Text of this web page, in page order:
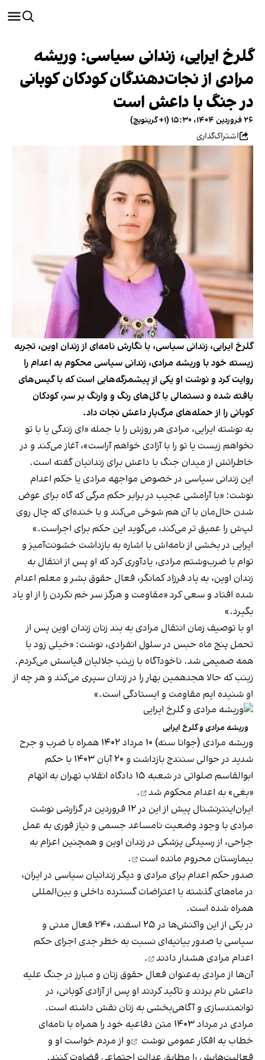
گلرخ ایرایی، زندانی سیاسی: وریشه
مرادی از نجات‌دهندگان کودکان کوبانی
در جنگ با داعش است
۲۶ فروردین ۱۴۰۴، ۱۵:۳۰ (‎+۱ گرینویچ)
اشتراک‌گذاری
گلرخ ایرایی، زندانی سیاسی، با نگارش نامه‌ای از زندان اوین، تجربه
زیسته خود با وریشه مرادی، زندانی سیاسی محکوم به اعدام را
روایت کرد و نوشت او یکی از پیشمرگه‌هایی است که با گیس‌های
بافته شده و دستمالی با گل‌های رنگ و وارنگ بر سر، کودکان
کوبانی را از حمله‌های مرگ‌بار داعش نجات داد.
به نوشته ایرایی، مرادی هر روزش را با جمله «ای زندگی یا با تو
نخواهم زیست یا تو را با آزادی خواهم آراست»، آغاز می‌کند و در
خاطراتش از میدان جنگ با داعش برای زندانیان گفته است.
این زندانی سیاسی در خصوص مواجهه مرادی یا حکم اعدام
نوشت: «با آرامشی عجیب در برابر حکم مرگی که گاه برای عوض
شدن حال‌مان با آن هم شوخی می‌کند و با خنده‌ای که چال روی
لپ‌ش را عمیق تر می‌کند، می‌گوید این حکم برای اجراست.»
ایرایی در بخشی از نامه‌اش با اشاره به بازداشت خشونت‌آمیز و
توام با ضرب‌وشتم مرادی، یادآوری کرد که او پس از انتقال به
زندان اوین، به یاد فرزاد کمانگر، فعال حقوق بشر و معلم اعدام
شده افتاد و سعی کرد «مقاومت و هرگز سر خم‌ نکردن را از او یاد
بگیرد.»
او با توصیف زمان انتقال مرادی به بند زنان زندان اوین پس از
تحمل پنج ماه حبس در سلول انفرادی، نوشت: «خیلی زود با
همه صمیمی شد. ناخودآگاه با زینب جلالیان قیاسش می‌کردم.
زینب که حالا هجدهمین بهار را در زندان سپری می‌کند و هر چه از
او شنیده ایم مقاومت و ایستادگی‌ است.»
وریشه مرادی و گلرخ ایرایی
وریشه مرادی (جوانا سنه) ۱۰ مرداد ۱۴۰۲ همراه با ضرب و جرح
شدید در حوالی سنندج بازداشت و ۲۰ آبان ۱۴۰۳ با حکم
ابوالقاسم صلواتی در شعبه ۱۵ دادگاه انقلاب تهران به اتهام
«بغی» به اعدام محکوم شد
.
ایران‌اینترنشنال پیش از این در ۱۲ فروردین در گزارشی نوشت
مرادی با وجود وضعیت نامساعد جسمی و نیاز فوری به عمل
جراحی، از رسیدگی پزشکی در زندان اوین و همچنین اعزام به
بیمارستان محروم مانده است
.
صدور حکم اعدام برای مرادی و دیگر زندانیان سیاسی در ایران،
در ماه‌های گذشته با اعتراضات گسترده داخلی و بین‌المللی
همراه شده است.
در یکی از این واکنش‌ها در ۲۵ اسفند، ۲۴۰ فعال مدنی و
سیاسی با صدور بیانیه‌ای نسبت به خطر جدی اجرای حکم
اعدام مرادی هشدار دادند
.
آن‌ها از مرادی به‌عنوان فعال حقوق زنان و مبارز در جنگ علیه
داعش نام بردند و تاکید کردند او پس از آزادی کوبانی، در
توانمندسازی و آگاهی‌بخشی به زنان نقش‌ داشته است.
مرادی در مرداد ۱۴۰۳ متن دفاعیه خود را همراه با نامه‌ای
خطاب به افکار عمومی نوشت
و از مردم خواست او و